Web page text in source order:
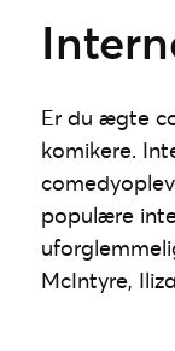
Er du ægte
komikere.
populære
McIntyre,